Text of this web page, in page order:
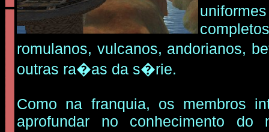
romulanos, vulcanos, andorianos,
outras ra�as da s�rie.
Como na franquia, os membros
aprofundar no conhecimento do